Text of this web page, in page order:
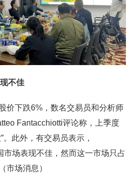
不佳
价下跌6%，数名交易员和分析师
Fantacchiotti评论称，上季度
。此外，有交易员表示，
市场表现不佳，然而这一市场只占
市场消息）